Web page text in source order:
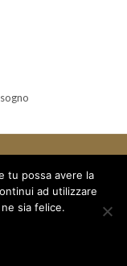
- via Arduino 5
tu possa avere la
ad utilizzare
sia felice.